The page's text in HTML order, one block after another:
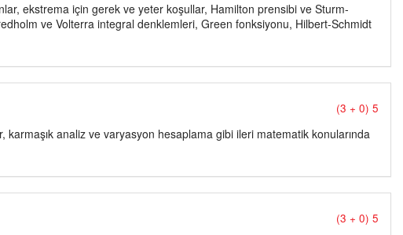
ekstrema için gerek ve yeter koşullar, Hamilton prensibi ve Sturm-
ve Volterra integral denklemleri, Green fonksiyonu, Hilbert-Schmidt
(3 + 0) 5
analiz ve varyasyon hesaplama gibi ileri matematik konularında
(3 + 0) 5